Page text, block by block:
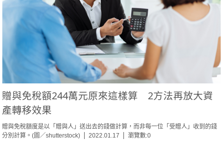
贈與免稅額244萬元原來這樣算 2方法再放大資
產轉移效果
贈與免稅額度是以「贈與人」送出去的錢做計算，而非每一位「受贈人」收到的錢
分別計算。(圖／shutterstock)
2022.01.17 瀏覽數:0